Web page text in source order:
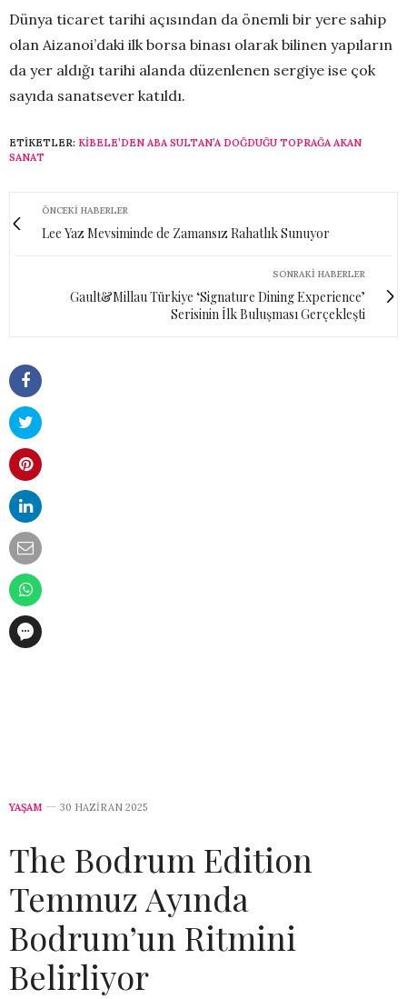
Dünya ticaret tarihi açısından da önemli bir yere sahip
olan Aizanoi’daki ilk borsa binası olarak bilinen yapıların
da yer aldığı tarihi alanda düzenlenen sergiye ise çok
sayıda sanatsever katıldı.
ETIKETLER: KIBELE’DEN ABA SULTAN’A DOĞDUĞU TOPRAĞA AKAN
SANAT
ÖNCEKI HABERLER
Lee Yaz Mevsiminde de Zamansız Rahatlık Sunuyor
SONRAKI HABERLER
Gault&Millau Türkiye ‘Signature Dining Experience’
Serisinin İlk Buluşması Gerçekleşti
YAŞAM 30 HAZIRAN 2025
The Bodrum Edition
Temmuz Ayında
Bodrum’un Ritmini
Belirliyor